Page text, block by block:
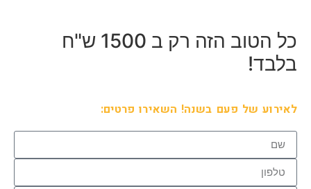
כל הטוב הזה רק ב 1500 ש"ח
בלבד!
לאירוע של פעם בשנה! השאירו פרטים: